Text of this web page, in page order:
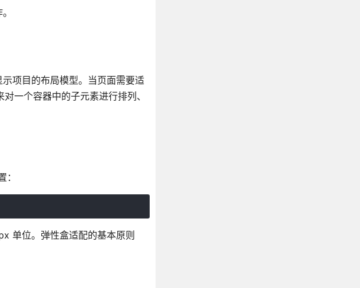
项目的布局模型。当页面需要适
一个容器中的子元素进行排列、
单位。弹性盒适配的基本原则